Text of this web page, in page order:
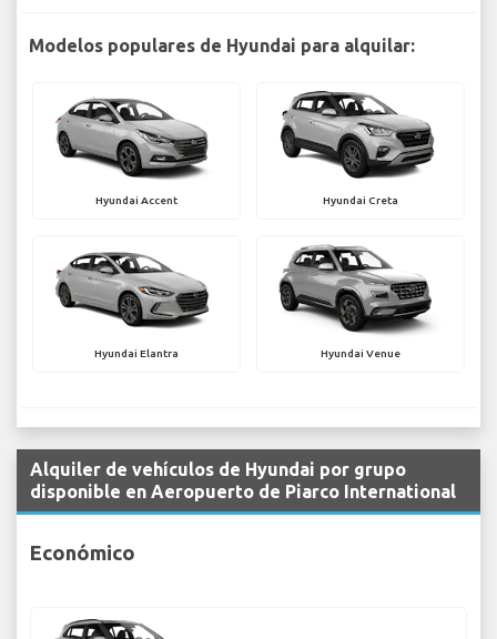
Modelos populares de Hyundai para alquilar:
Hyundai Accent Hyundai Creta
Hyundai Elantra Hyundai Venue
Alquiler de vehículos de Hyundai por grupo
disponible en Aeropuerto de Piarco International
Económico